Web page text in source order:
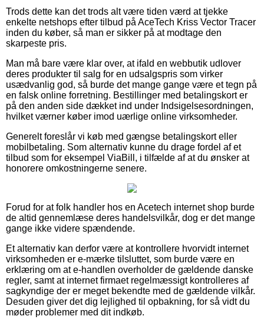
Trods dette kan det trods alt være tiden værd at tjekke
enkelte netshops efter tilbud på AceTech Kriss Vector Tracer
inden du køber, så man er sikker på at modtage den
skarpeste pris.
Man må bare være klar over, at ifald en webbutik udlover
deres produkter til salg for en udsalgspris som virker
usædvanlig god, så burde det mange gange være et tegn på
en falsk online forretning. Bestillinger med betalingskort er
på den anden side dækket ind under Indsigelsesordningen,
hvilket værner køber imod uærlige online virksomheder.
Generelt foreslår vi køb med gængse betalingskort eller
mobilbetaling. Som alternativ kunne du drage fordel af et
tilbud som for eksempel ViaBill, i tilfælde af at du ønsker at
honorere omkostningerne senere.
Forud for at folk handler hos en Acetech internet shop burde
de altid gennemlæse deres handelsvilkår, dog er det mange
gange ikke videre spændende.
Et alternativ kan derfor være at kontrollere hvorvidt internet
virksomheden er e-mærke tilsluttet, som burde være en
erklæring om at e-handlen overholder de gældende danske
regler, samt at internet firmaet regelmæssigt kontrolleres af
sagkyndige der er meget bekendte med de gældende vilkår.
Desuden giver det dig lejlighed til opbakning, for så vidt du
møder problemer med dit indkøb.